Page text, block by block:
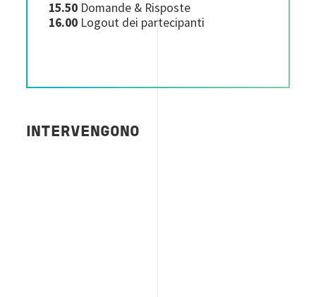
15.50 Domande & Risposte
16.00 Logout dei partecipanti
INTERVENGONO